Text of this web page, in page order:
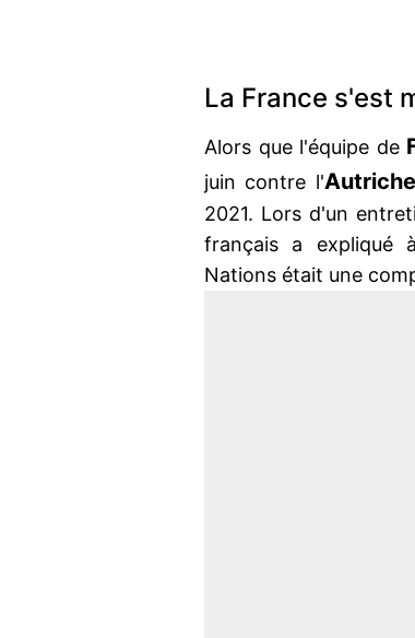
La France s'est
Alors que l'équipe de
juin contre l'Autriche
2021. Lors d'un
français a expliqué
Nations était une